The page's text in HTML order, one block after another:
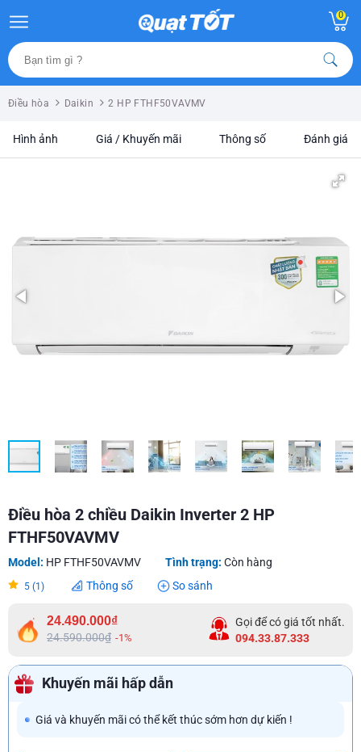
0
Điều hòa Daikin 2 HP FTHF50VAVMV
Hình ảnh Giá / Khuyến mãi Thông số Đánh giá
Điều hòa 2 chiều Daikin Inverter 2 HP
FTHF50VAVMV
Model: HP FTHF50VAVMV Tình trạng: Còn hàng
5 (1) Thông số So sánh
24.490.000₫
24.590.000₫ -1%
Gọi để có giá tốt nhất.
094.33.87.333
Khuyến mãi hấp dẫn
Giá và khuyến mãi có thể kết thúc sớm hơn dự kiến !